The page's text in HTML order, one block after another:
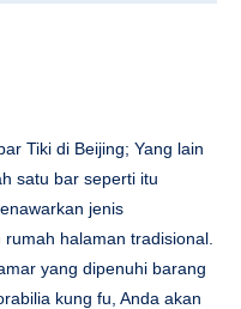
Tiki di Beijing; Yang lain
satu bar seperti itu
jenis
halaman tradisional.
yang dipenuhi barang
kung fu, Anda akan